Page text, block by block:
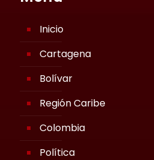
Inicio
Cartagena
Bolívar
Región Caribe
Colombia
Política